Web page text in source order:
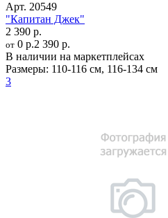
Арт. 20549
"Капитан Джек"
2 390 р.
от 0 р.2 390 р.
В наличии на маркетплейсах
Размеры: 110-116 см, 116-134 см
3